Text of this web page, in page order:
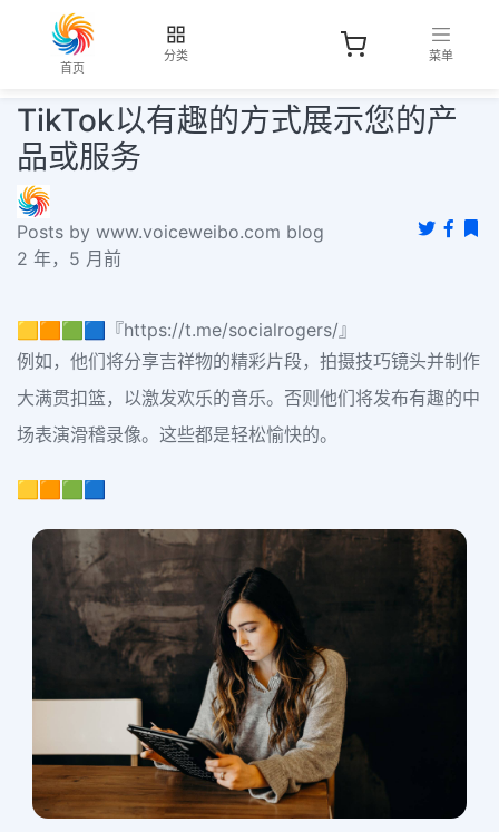
首页
分类 菜单
TikTok以有趣的方式展示您的产
品或服务
Posts by www.voiceweibo.com blog
2 年，5 月前
🟨🟧🟩🟦『https://t.me/socialrogers/』
例如，他们将分享吉祥物的精彩片段，拍摄技巧镜头并制作
大满贯扣篮，以激发欢乐的音乐。否则他们将发布有趣的中
场表演滑稽录像。这些都是轻松愉快的。
🟨🟧🟩🟦